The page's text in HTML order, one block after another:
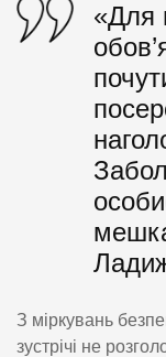
«Для
З міркувань
зустрічі не